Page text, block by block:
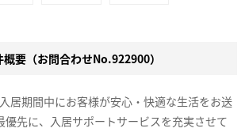
概要（お問合わせNo.922900）
居期間中にお客様が安心・快適な生活をお送
優先に、入居サポートサービスを充実させて